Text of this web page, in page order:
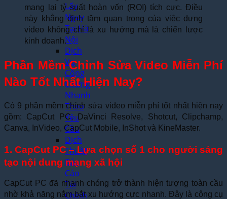
Lấy
Ngay
Tại Hà
Nội
Dịch
Vụ
Công
Chứng
Nhanh
Theo
Yêu
Cầu
Dịch
Thuật
Báo
Cáo
Tài
Chính
mang lại tỷ suất hoàn vốn (ROI) tích cực. Điều
này khẳng định tầm quan trọng của việc dựng
video không chỉ là xu hướng mà là chiến lược
kinh doanh.
Phần Mềm Chỉnh Sửa Video Miễn Phí
Nào Tốt Nhất Hiện Nay?
Có 9 phần mềm chỉnh sửa video miễn phí tốt nhất hiện nay
gồm: CapCut PC, DaVinci Resolve, Shotcut, Clipchamp,
Canva, InVideo, CapCut Mobile, InShot và KineMaster.
1. CapCut PC – Lựa chọn số 1 cho người sáng
tạo nội dung mạng xã hội
CapCut PC đã nhanh chóng trở thành hiện tượng toàn cầu
nhờ khả năng nắm bắt xu hướng cực nhanh. Đây là công cụ